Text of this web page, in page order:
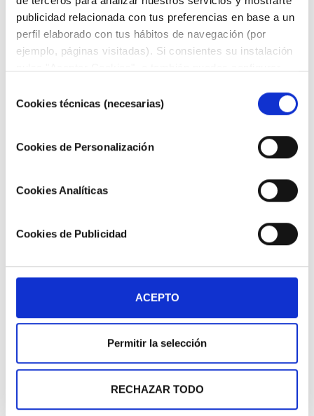
publicidad relacionada con tus preferencias en base a un
perfil elaborado con tus hábitos de navegación (por
ejemplo, páginas visitadas). Si consientes su instalación
información en nuestraPolítica de Cookies"
deCookies técnicas (necesarias)
Cookies de Personalización
Cookies Analíticas
Cookies de Publicidad
ACEPTO
Permitir la selección
RECHAZAR TODO
GAMA COMPLETA
SUPERFLEXIBLE
TUBERÍAS Y MANGUERAS
TUBO POLIAMIDA PA12
ALTA PRESIÓN-HL
TUBERÍAS Y MANGUERAS